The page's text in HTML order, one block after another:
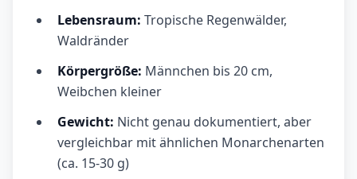
Lebensraum: Tropische Regenwälder,
Waldränder
Körpergröße: Männchen bis 20 cm,
Weibchen kleiner
Gewicht: Nicht genau dokumentiert, aber
vergleichbar mit ähnlichen Monarchenarten
(ca. 15-30 g)